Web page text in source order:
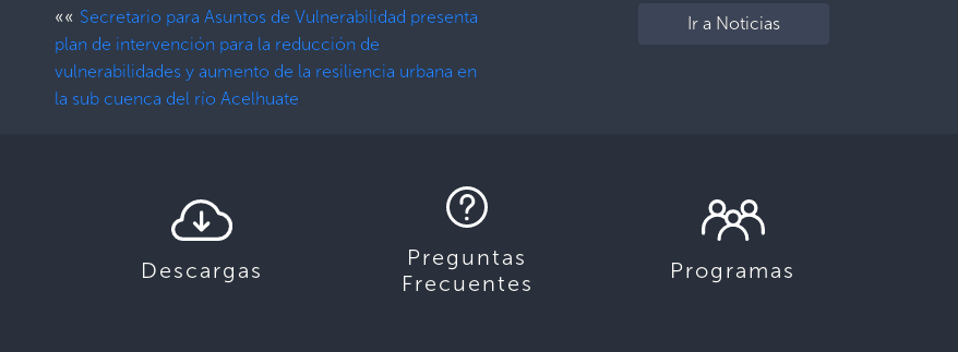
«« Secretario para Asuntos de Vulnerabilidad presenta
plan de intervención para la reducción de
vulnerabilidades y aumento de la resiliencia urbana en
la sub cuenca del río Acelhuate
Ir a Noticias
Descargas
Preguntas
Frecuentes
Programas